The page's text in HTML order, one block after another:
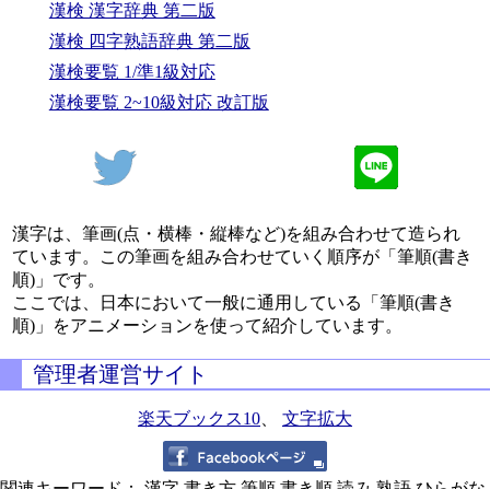
漢検 漢字辞典 第二版
漢検 四字熟語辞典 第二版
漢検要覧 1/準1級対応
漢検要覧 2~10級対応 改訂版
漢字は、筆画(点・横棒・縦棒など)を組み合わせて造られ
ています。この筆画を組み合わせていく順序が「筆順(書き
順)」です。
ここでは、日本において一般に通用している「筆順(書き
順)」をアニメーションを使って紹介しています。
管理者運営サイト
楽天ブックス10 文字拡大